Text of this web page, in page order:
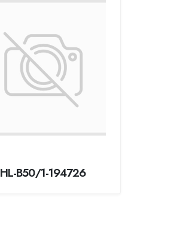
HL-B50/1-194726